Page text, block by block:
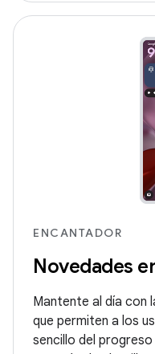
ENCANTADOR
Novedades
Mantente al día con
que permiten a los
sencillo del